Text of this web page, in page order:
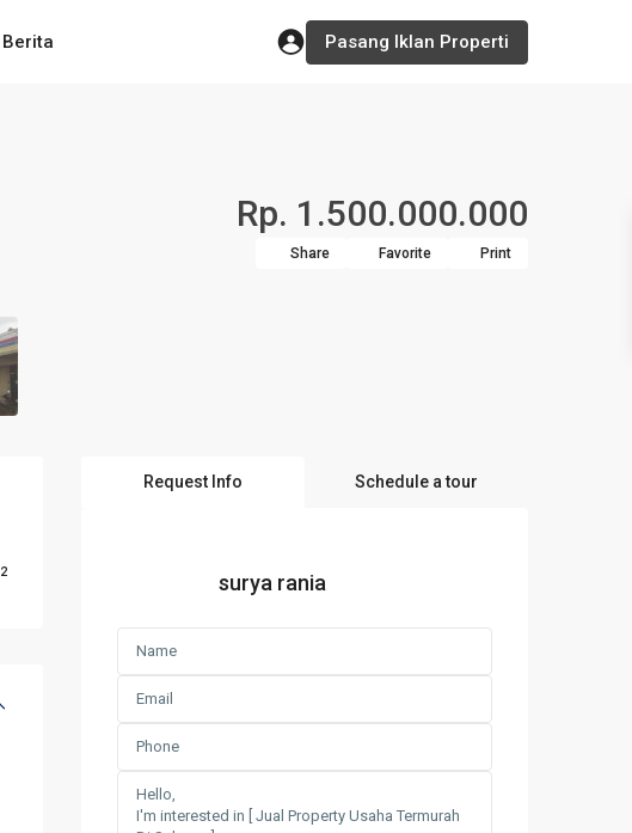
Berita Pasang Iklan Properti
Rp. 1.500.000.000
Share Favorite Print
2
Request Info Schedule a tour
surya rania